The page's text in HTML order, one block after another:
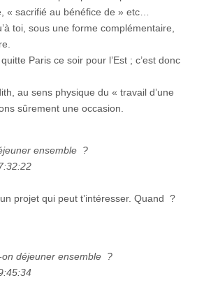
« sacrifié au bénéfice de » etc…
toi, sous une forme complémentaire,
Paris ce soir pour l’Est ; c’est donc
au sens physique du « travail d’une
sûrement une occasion.
ensemble ?
projet qui peut t’intéresser. Quand ?
déjeuner ensemble ?